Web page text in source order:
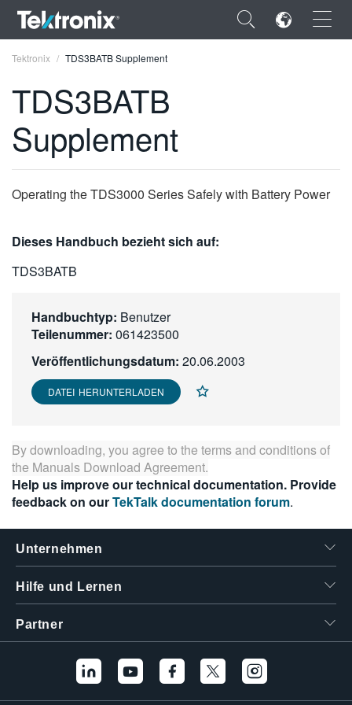
×
ENGLISH
VIỆT NAM
简体中文
한국어
繁體中文
Tektronix TDS3BATB Supplement
TDS3BATB
Supplement
Operating the TDS3000 Series Safely with Battery Power
Dieses Handbuch bezieht sich auf:
TDS3BATB
Handbuchtyp: Benutzer
Teilenummer: 061423500
Veröffentlichungsdatum: 20.06.2003
DATEI HERUNTERLADEN
By downloading, you agree to the terms and conditions of
the Manuals Download Agreement.
Help us improve our technical documentation. Provide
feedback on ourTekTalk documentation forum.
Unternehmen
Hilfe und Lernen
Partner